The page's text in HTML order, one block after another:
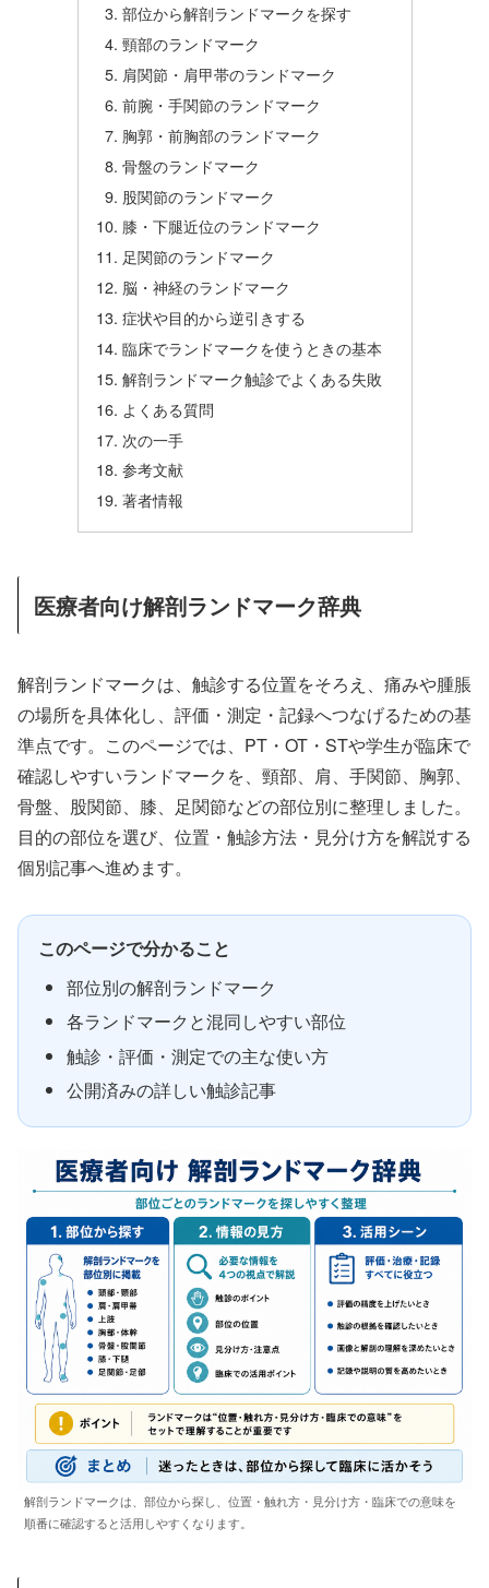
部位から解剖ランドマークを探す
頸部のランドマーク
肩関節・肩甲帯のランドマーク
前腕・手関節のランドマーク
胸郭・前胸部のランドマーク
骨盤のランドマーク
股関節のランドマーク
膝・下腿近位のランドマーク
足関節のランドマーク
脳・神経のランドマーク
症状や目的から逆引きする
臨床でランドマークを使うときの基本
解剖ランドマーク触診でよくある失敗
よくある質問
次の一手
参考文献
著者情報
医療者向け解剖ランドマーク辞典
解剖ランドマークは、触診する位置をそろえ、痛みや腫脹
の場所を具体化し、評価・測定・記録へつなげるための基
準点です。このページでは、PT・OT・STや学生が臨床で
確認しやすいランドマークを、頸部、肩、手関節、胸郭、
骨盤、股関節、膝、足関節などの部位別に整理しました。
目的の部位を選び、位置・触診方法・見分け方を解説する
個別記事へ進めます。
このページで分かること
部位別の解剖ランドマーク
各ランドマークと混同しやすい部位
触診・評価・測定での主な使い方
公開済みの詳しい触診記事
解剖ランドマークは、部位から探し、位置・触れ方・見分け方・臨床での意味を
順番に確認すると活用しやすくなります。